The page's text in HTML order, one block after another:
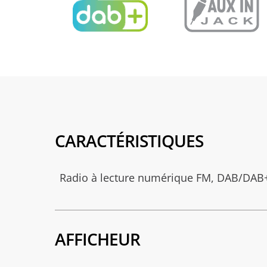
CARACTÉRISTIQUES
Radio à lecture numérique FM, DAB/
AFFICHEUR